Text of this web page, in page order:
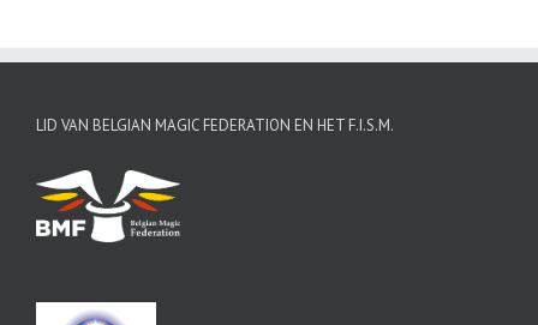
LID VAN BELGIAN MAGIC FEDERATION EN HET F.I.S.M.